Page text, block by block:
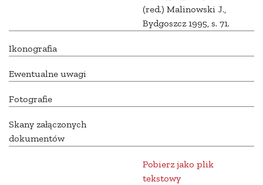
(red.) Malinowski J.,
Bydgoszcz 1995, s. 71.
Ikonografia
Ewentualne uwagi
Fotografie
Skany załączonych
dokumentów
Pobierz jako plik
tekstowy